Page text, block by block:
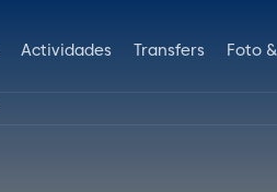
Actividades Transfers Foto